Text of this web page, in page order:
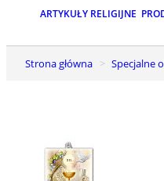
ARTYKUŁY RELIGIJNE
Strona główna Specjalne